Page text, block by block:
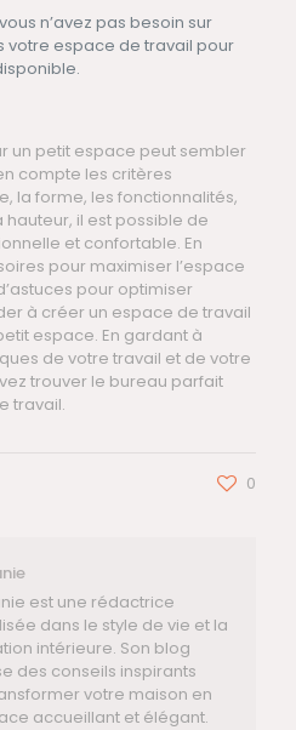
n’avez pas besoin sur
votre espace de travail pour
un petit espace peut sembler
compte les critères
la forme, les fonctionnalités,
il est possible de
et confortable. En
pour maximiser l’espace
pour optimiser
à créer un espace de travail
espace. En gardant à
de votre travail et de votre
trouver le bureau parfait
travail.
0
est une rédactrice
dans le style de vie et la
intérieure. Son blog
des conseils inspirants
votre maison en
accueillant et élégant.